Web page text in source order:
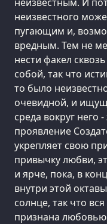
неизвестного
пугающим и,
вредным. Тем не
нести факел
собой, так что
то было
очевидной, и
среда вокруг него
проявление
укрепляет свою
привычку любви,
и ярче, пока, в
внутри этой
солнце, так что
признана любовью